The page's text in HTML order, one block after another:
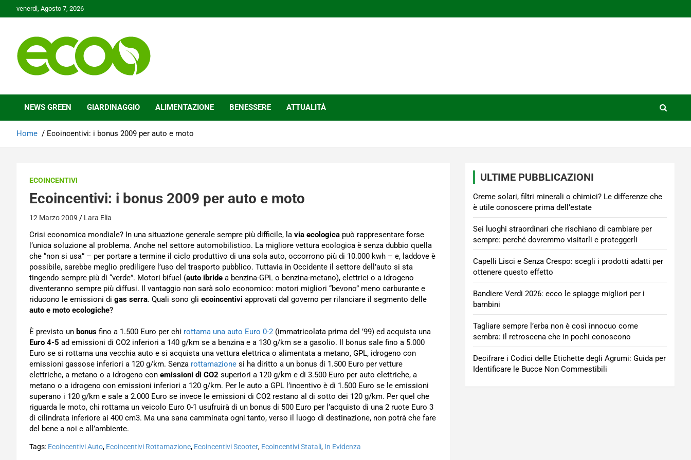
to
venerdì, Agosto 7, 2026
Ecoo.it
NEWS GREEN GIARDINAGGIO ALIMENTAZIONE BENESSERE ATTUALITÀ
Home Ecoincentivi: i bonus 2009 per auto e moto
ECOINCENTIVI
Ecoincentivi: i bonus 2009 per auto e moto
12 Marzo 2009 Lara Elia
Crisi economica mondiale? In una situazione generale sempre più difficile, la via ecologica può rappresentare forse
l’unica soluzione al problema. Anche nel settore automobilistico. La migliore vettura ecologica è senza dubbio quella
che “non si usa” – per portare a termine il ciclo produttivo di una sola auto, occorrono più di 10.000 kwh – e, laddove è
possibile, sarebbe meglio prediligere l’uso del trasporto pubblico. Tuttavia in Occidente il settore dell’auto si sta
tingendo sempre più di “verde”. Motori bifuel (auto ibride a benzina-GPL o benzina-metano), elettrici o a idrogeno
diventeranno sempre più diffusi. Il vantaggio non sarà solo economico: motori migliori “bevono” meno carburante e
riducono le emissioni di gas serra. Quali sono gli ecoincentivi approvati dal governo per rilanciare il segmento delle
auto e moto ecologiche?
È previsto un bonus fino a 1.500 Euro per chi rottama una auto Euro 0-2 (immatricolata prima del ’99) ed acquista una
Euro 4-5 ad emissioni di CO2 inferiori a 140 g/km se a benzina e a 130 g/km se a gasolio. Il bonus sale fino a 5.000
Euro se si rottama una vecchia auto e si acquista una vettura elettrica o alimentata a metano, GPL, idrogeno con
emissioni gassose inferiori a 120 g/km. Senza rottamazione si ha diritto a un bonus di 1.500 Euro per vetture
elettriche, a metano o a idrogeno con emissioni di CO2 superiori a 120 g/km e di 3.500 Euro per auto elettriche, a
metano o a idrogeno con emissioni inferiori a 120 g/km. Per le auto a GPL l’incentivo è di 1.500 Euro se le emissioni
superano i 120 g/km e sale a 2.000 Euro se invece le emissioni di CO2 restano al di sotto dei 120 g/km. Per quel che
riguarda le moto, chi rottama un veicolo Euro 0-1 usufruirà di un bonus di 500 Euro per l’acquisto di una 2 ruote Euro 3
di cilindrata inferiore ai 400 cm3. Ma una sana camminata ogni tanto, verso il luogo di destinazione, non potrà che fare
del bene a noi e all’ambiente.
Tags: Ecoincentivi Auto, Ecoincentivi Rottamazione, Ecoincentivi Scooter, Ecoincentivi Statali, In Evidenza
ULTIME PUBBLICAZIONI
Creme solari, filtri minerali o chimici? Le differenze che
è utile conoscere prima dell’estate
Sei luoghi straordinari che rischiano di cambiare per
sempre: perché dovremmo visitarli e proteggerli
Capelli Lisci e Senza Crespo: scegli i prodotti adatti per
ottenere questo effetto
Bandiere Verdi 2026: ecco le spiagge migliori per i
bambini
Tagliare sempre l’erba non è così innocuo come
sembra: il retroscena che in pochi conoscono
Decifrare i Codici delle Etichette degli Agrumi: Guida per
Identificare le Bucce Non Commestibili